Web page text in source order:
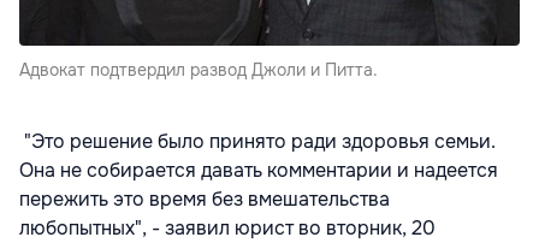
Адвокат подтвердил развод Джоли и Питта.
"Это решение было принято ради здоровья семьи.
Она не собирается давать комментарии и надеется
пережить это время без вмешательства
любопытных", - заявил юрист во вторник, 20